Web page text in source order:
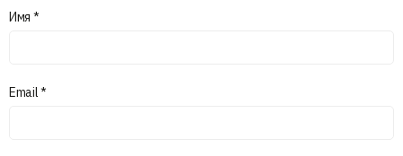
Имя *
Email*